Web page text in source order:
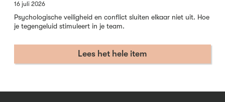
16 juli 2026
Psychologische veiligheid en conflict sluiten elkaar niet uit. Hoe
je tegengeluid stimuleert in je team.
Lees het hele item